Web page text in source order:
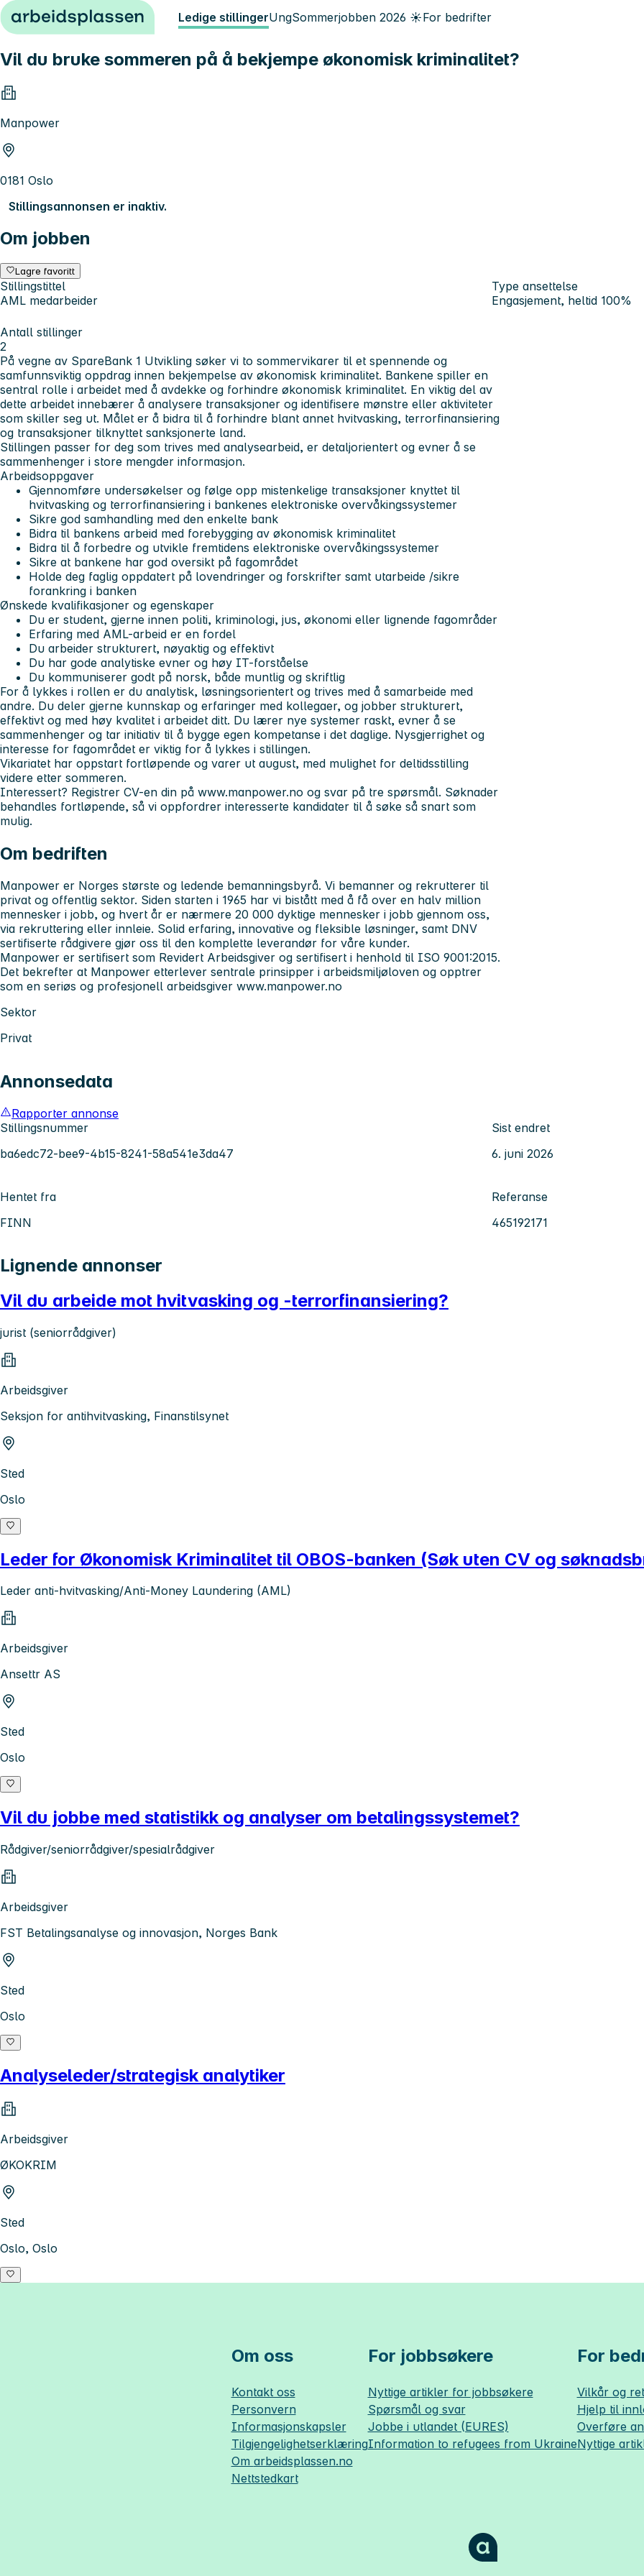
Hopp til innhold Ledige stillingerUngSommerjobben 2026 ☀️For bedrifter
Vil du bruke sommeren på å bekjempe økonomisk kriminalitet?
Manpower
0181 Oslo
Stillingsannonsen er inaktiv.
Om jobben
Lagre favoritt
Stillingstittel
AML medarbeider
Type ansettelse
Engasjement, heltid 100%
Antall stillinger
2
På vegne av SpareBank 1 Utvikling søker vi to sommervikarer til et spennende og
samfunnsviktig oppdrag innen bekjempelse av økonomisk kriminalitet. Bankene spiller en
sentral rolle i arbeidet med å avdekke og forhindre økonomisk kriminalitet. En viktig del av
dette arbeidet innebærer å analysere transaksjoner og identifisere mønstre eller aktiviteter
som skiller seg ut. Målet er å bidra til å forhindre blant annet hvitvasking, terrorfinansiering
og transaksjoner tilknyttet sanksjonerte land.
Stillingen passer for deg som trives med analysearbeid, er detaljorientert og evner å se
sammenhenger i store mengder informasjon.
Arbeidsoppgaver
Gjennomføre undersøkelser og følge opp mistenkelige transaksjoner knyttet til
hvitvasking og terrorfinansiering i bankenes elektroniske overvåkingssystemer
Sikre god samhandling med den enkelte bank
Bidra til bankens arbeid med forebygging av økonomisk kriminalitet
Bidra til å forbedre og utvikle fremtidens elektroniske overvåkingssystemer
Sikre at bankene har god oversikt på fagområdet
Holde deg faglig oppdatert på lovendringer og forskrifter samt utarbeide /sikre
forankring i banken
Ønskede kvalifikasjoner og egenskaper
Du er student, gjerne innen politi, kriminologi, jus, økonomi eller lignende fagområder
Erfaring med AML-arbeid er en fordel
Du arbeider strukturert, nøyaktig og effektivt
Du har gode analytiske evner og høy IT-forståelse
Du kommuniserer godt på norsk, både muntlig og skriftlig
For å lykkes i rollen er du analytisk, løsningsorientert og trives med å samarbeide med
andre. Du deler gjerne kunnskap og erfaringer med kollegaer, og jobber strukturert,
effektivt og med høy kvalitet i arbeidet ditt. Du lærer nye systemer raskt, evner å se
sammenhenger og tar initiativ til å bygge egen kompetanse i det daglige. Nysgjerrighet og
interesse for fagområdet er viktig for å lykkes i stillingen.
Vikariatet har oppstart fortløpende og varer ut august, med mulighet for deltidsstilling
videre etter sommeren.
Interessert? Registrer CV-en din på www.manpower.no og svar på tre spørsmål. Søknader
behandles fortløpende, så vi oppfordrer interesserte kandidater til å søke så snart som
mulig.
Om bedriften
Manpower er Norges største og ledende bemanningsbyrå. Vi bemanner og rekrutterer til
privat og offentlig sektor. Siden starten i 1965 har vi bistått med å få over en halv million
mennesker i jobb, og hvert år er nærmere 20 000 dyktige mennesker i jobb gjennom oss,
via rekruttering eller innleie. Solid erfaring, innovative og fleksible løsninger, samt DNV
sertifiserte rådgivere gjør oss til den komplette leverandør for våre kunder.
Manpower er sertifisert som Revidert Arbeidsgiver og sertifisert i henhold til ISO 9001:2015.
Det bekrefter at Manpower etterlever sentrale prinsipper i arbeidsmiljøloven og opptrer
som en seriøs og profesjonell arbeidsgiver www.manpower.no
Sektor
Privat
Annonsedata
Rapporter annonse
Stillingsnummer
ba6edc72-bee9-4b15-8241-58a541e3da47
Sist endret
6. juni 2026
Hentet fra
FINN
Referanse
465192171
Lignende annonser
Vil du arbeide mot hvitvasking og -terrorfinansiering?
jurist (seniorrådgiver)
Arbeidsgiver
Seksjon for antihvitvasking, Finanstilsynet
Sted
Oslo
Leder for Økonomisk Kriminalitet til OBOS-banken (Søk uten CV og
Leder anti-hvitvasking/Anti-Money Laundering (AML)
Arbeidsgiver
Ansettr AS
Sted
Oslo
Vil du jobbe med statistikk og analyser om betalingssystemet?
Rådgiver/seniorrådgiver/spesialrådgiver
Arbeidsgiver
FST Betalingsanalyse og innovasjon, Norges Bank
Sted
Oslo
Analyseleder/strategisk analytiker
Arbeidsgiver
ØKOKRIM
Sted
Oslo, Oslo
Om oss
Kontakt oss
Personvern
Informasjonskapsler
Tilgjengelighetserklæring
Om arbeidsplassen.no
Nettstedkart
For jobbsøkere
Nyttige artikler for jobbsøkere
Spørsmål og svar
Jobbe i utlandet (EURES)
Information to refugees from Ukraine
For
Vilkår og
Hjelp til
Overføre
Nyttige